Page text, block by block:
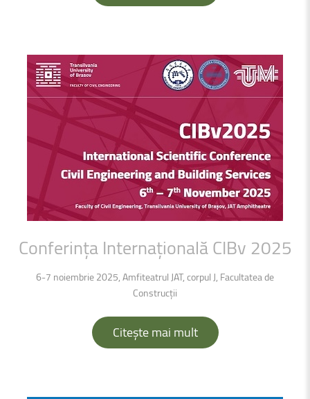
Conferința InternaționalăCIBv 2025
6-7 noiembrie 2025, Amfiteatrul JAT, corpul J, Facultatea de
Construcții
Citește mai mult